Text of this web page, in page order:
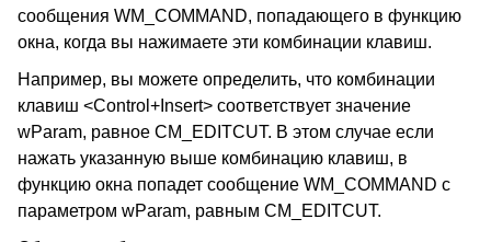
сообщения WM_COMMAND, попадающего в функцию
окна, когда вы нажимаете эти комбинации клавиш.
Например, вы можете определить, что комбинации
клавиш <Control+Insert> соответствует значение
wParam, равное CM_EDITCUT. В этом случае если
нажать указанную выше комбинацию клавиш, в
функцию окна попадет сообщение WM_COMMAND с
параметром wParam, равным CM_EDITCUT.